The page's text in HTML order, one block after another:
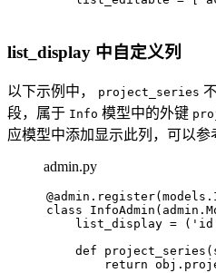
list_display 中自定义列
以下示例中， project_series
段，属于 Info 模型中的外键
应模型中添加显示此列，可以参
admin.py
@admin.register(
class
InfoAdmin
    list_display = (
def
project_series (
return